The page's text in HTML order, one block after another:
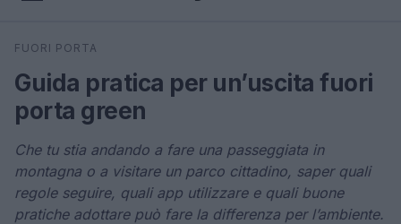
Cerca
FUORI PORTA
Guida pratica per un’uscita fuori
porta green
Che tu stia andando a fare una passeggiata in
montagna o a visitare un parco cittadino, saper quali
regole seguire, quali app utilizzare e quali buone
pratiche adottare può fare la differenza per l’ambiente.